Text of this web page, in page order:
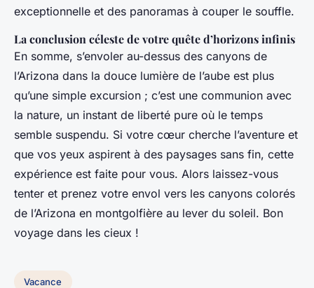
exceptionnelle et des panoramas à couper le souffle.
La conclusion céleste de votre quête d’horizons infinis
En somme, s’envoler au-dessus des canyons de
l’Arizona dans la douce lumière de l’aube est plus
qu’une simple excursion ; c’est une communion avec
la nature, un instant de liberté pure où le temps
semble suspendu. Si votre cœur cherche l’aventure et
que vos yeux aspirent à des paysages sans fin, cette
expérience est faite pour vous. Alors laissez-vous
tenter et prenez votre envol vers les canyons colorés
de l’Arizona en montgolfière au lever du soleil. Bon
voyage dans les cieux !
Vacance